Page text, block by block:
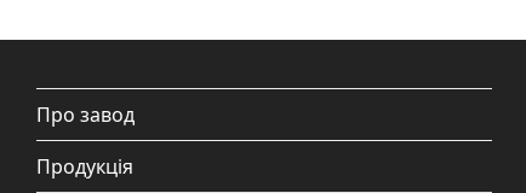
Про завод
Продукція